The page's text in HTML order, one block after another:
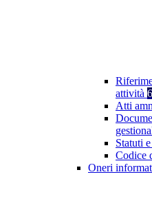
attività 6
Atti
Statuti
Codice
Oneri